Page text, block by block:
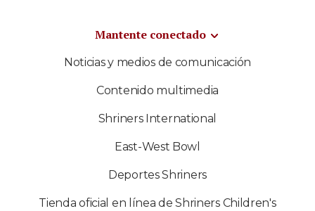
Mantente conectado
Noticias y medios de comunicación
Contenido multimedia
Shriners International
East-West Bowl
Deportes Shriners
Tienda oficial en línea de Shriners Children's